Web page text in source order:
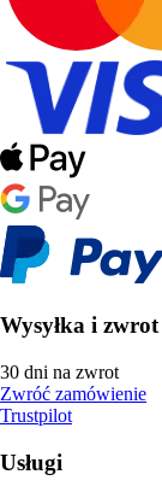
Wysyłka i zwrot
30 dni na zwrot
Zwróć zamówienie
Trustpilot
Usługi